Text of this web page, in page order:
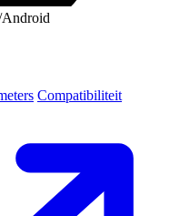
Android
Compatibiliteit